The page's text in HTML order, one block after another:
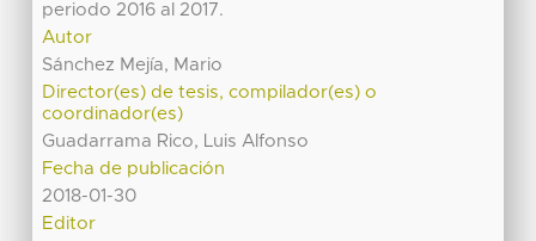
periodo 2016 al 2017.
Autor
Sánchez Mejía, Mario
Director(es) de tesis, compilador(es) o
coordinador(es)
Guadarrama Rico, Luis Alfonso
Fecha de publicación
2018-01-30
Editor